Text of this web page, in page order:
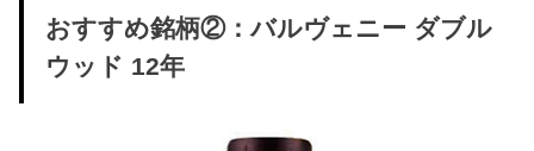
おすすめ銘柄②：バルヴェニー ダブル
ウッド 12年